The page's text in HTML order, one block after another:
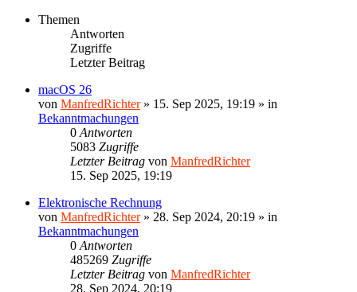
Themen
Antworten
Zugriffe
Letzter Beitrag
macOS 26
von ManfredRichter» 15. Sep 2025, 19:19 » in
Bekanntmachungen
0 Antworten
5083 Zugriffe
Letzter Beitrag von ManfredRichter
15. Sep 2025, 19:19
Elektronische Rechnung
von ManfredRichter» 28. Sep 2024, 20:19 » in
Bekanntmachungen
0 Antworten
485269 Zugriffe
Letzter Beitrag von ManfredRichter
28. Sep 2024, 20:19